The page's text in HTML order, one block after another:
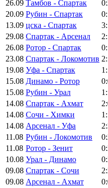
26.09 Тамбов - Спартак
20.09 Рубин - Спартак
13.09 цска - Спартак
29.08 Спартак - Арсенал
26.08 Ротор - Спартак
23.08 Спартак - Локомотив
19.08 Уфа - Спартак
15.08 Динамо - Ротор
15.08 Рубин - Урал
14.08 Спартак - Ахмат
14.08 Сочи - Химки
14.08 Арсенал - Уфа
11.08 Рубин - Локомотив
11.08 Ротор - Зенит
10.08 Урал - Динамо
09.08 Спартак - Сочи
09.08 Арсенал - Ахмат